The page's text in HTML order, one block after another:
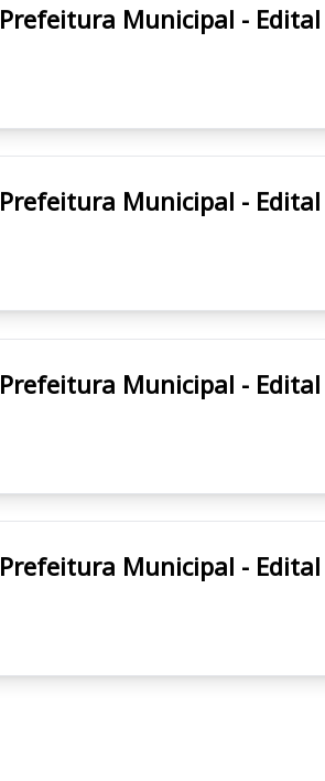
Taquarituba/SP Prefeitura Municipal -
Taquarituba/SP Prefeitura Municipal -
Taquarituba/SP Prefeitura Municipal -
Taquarituba/SP Prefeitura Municipal -